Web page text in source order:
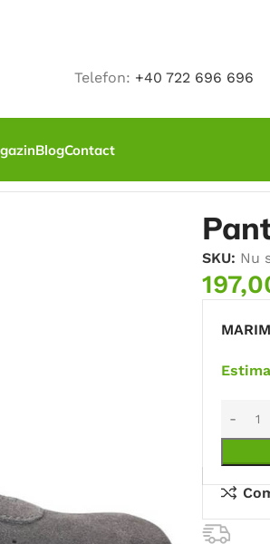
Telefon: +40 722 696 696
BlogContact
SKU: Nu